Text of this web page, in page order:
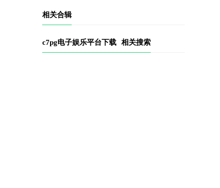
相关合辑
c7pg电子娱乐平台下载 相关搜索